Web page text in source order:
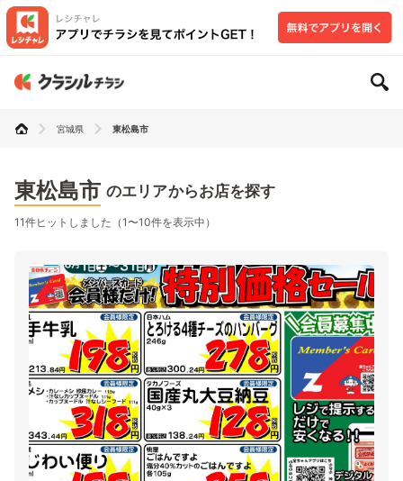
宮城県 東松島市
東松島市 のエリアからお店を探す
11件ヒットしました（1〜10件を表示中）